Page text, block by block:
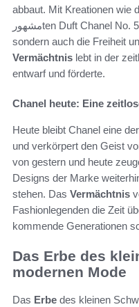
abbaut. Mit Kreationen wie
مشهورten Duft Chanel No. 5 definierte sie nicht nur Stil,
sondern auch die Freiheit
Vermächtnis lebt in der
entwarf und förderte.
Chanel heute: Eine
Heute bleibt Chanel eine
und verkörpert den Geist
von gestern und heute
Designs der Marke
stehen. Das Vermächtnis
Fashionlegenden die Zeit
kommende Generationen
Das Erbe des
modernen Mode
Das Erbe des kleinen